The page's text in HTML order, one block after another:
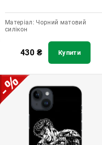
Матеріал: Чорний матовий
силікон
430 ₴ Купити